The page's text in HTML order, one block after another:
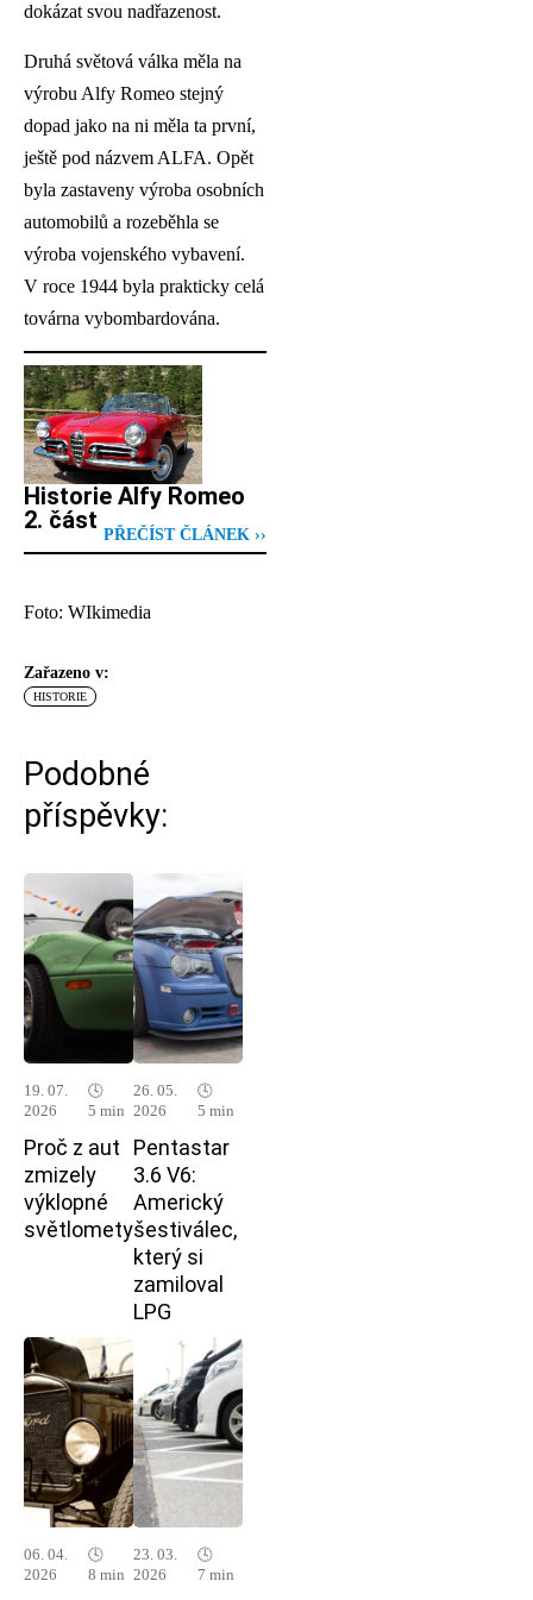
dokázat svou nadřazenost.
Druhá světová válka měla na
výrobu Alfy Romeo stejný
dopad jako na ni měla ta první,
ještě pod názvem ALFA. Opět
byla zastaveny výroba osobních
automobilů a rozeběhla se
výroba vojenského vybavení.
V roce 1944 byla prakticky celá
továrna vybombardována.
Historie Alfy Romeo
2. část
PŘEČÍST ČLÁNEK ››
Foto: WIkimedia
Zařazeno v:
HISTORIE
Podobné
příspěvky:
19. 07.
2026
🕓
5 min
Proč z aut
zmizely
výklopné
světlomety
26. 05.
2026
🕓
5 min
Pentastar
3.6 V6:
Americký
šestiválec,
který si
zamiloval
LPG
06. 04.
2026
🕓
8 min
23. 03.
2026
🕓
7 min